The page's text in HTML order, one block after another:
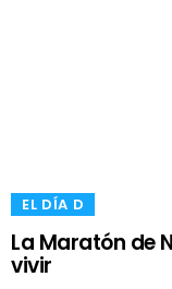
​EL DÍA D
La Maratón de
vivir